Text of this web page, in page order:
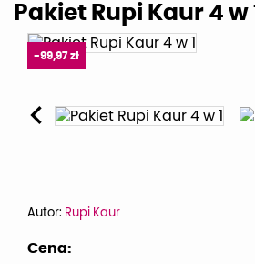
Pakiet Rupi Kaur 4 w
-99,97 zł

Autor: Rupi Kaur
Cena: